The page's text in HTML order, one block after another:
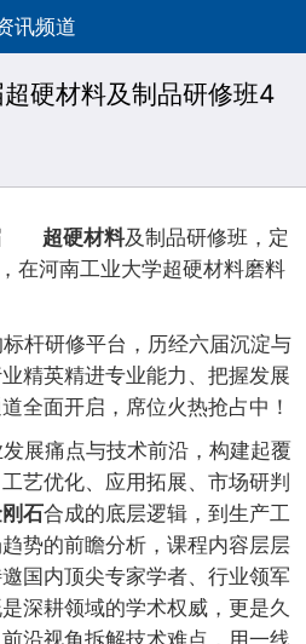
讯频道
硬材料及制品研修班4
超硬材料及制品研修班，定
在河南工业大学超硬材料磨料
研修平台，历经六届沉淀与
精英精进专业能力、把握发展
全面开启，席位火热抢占中！
痛点与技术前沿，构建起覆
艺优化、应用拓展、市场研判
石合成的底层逻辑，到生产工
势的前瞻分析，课程内容层层
国内顶尖专家学者、行业领军
深耕领域的学术权威，更是久